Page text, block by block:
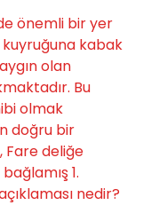
önemli bir yer
kuyruğuna kabak
olan
Bu
olmak
doğru bir
Fare deliğe
1.
nedir?